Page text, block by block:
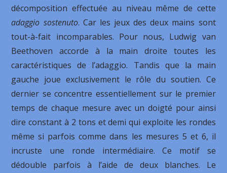
décomposition effectuée au niveau même de cette
adaggio sostenuto. Car les jeux des deux mains sont
tout-à-fait incomparables. Pour nous, Ludwig van
Beethoven accorde à la main droite toutes les
caractéristiques de l’adaggio. Tandis que la main
gauche joue exclusivement le rôle du soutien. Ce
dernier se concentre essentiellement sur le premier
temps de chaque mesure avec un doigté pour ainsi
dire constant à 2 tons et demi qui exploite les rondes
même si parfois comme dans les mesures 5 et 6, il
incruste une ronde intermédiaire. Ce motif se
dédouble parfois à l’aide de deux blanches. Le